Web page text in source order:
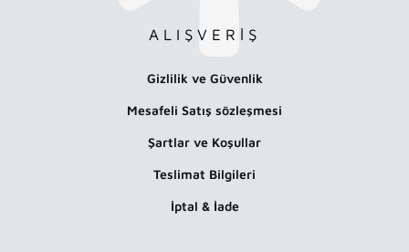
ALIŞVERİŞ
Gizlilik ve Güvenlik
Mesafeli Satış sözleşmesi
Şartlar ve Koşullar
Teslimat Bilgileri
İptal & İade